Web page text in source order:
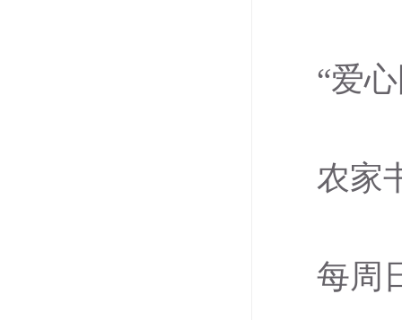
“爱
农家
每周